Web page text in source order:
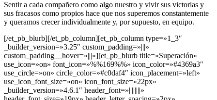
Sentir a cada compañero como algo nuestro y vivir sus victorias y
sus fracasos como propios hace que nos superemos constantemente
y queramos crecer individualmente y, por supuesto, en equipo.
[/et_pb_blurb][/et_pb_column][et_pb_column type=»1_3″
_builder_version=»3.25″ custom_padding=»|||»
custom_padding__hover=»|||»][et_pb_blurb title=»Superación»
use_icon=»on» font_icon=»%%169%%» icon_color=»#4369a3″
use_circle=»on» circle_color=»#c0daf4″ icon_placement=»left»
use_icon_font_size=»on» icon_font_size=»22px»
_builder_version=»4.6.1″ header_font=»||||||||»